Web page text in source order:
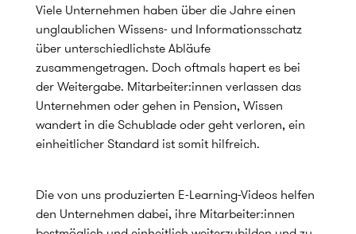
Viele Unternehmen haben über die Jahre einen
unglaublichen Wissens- und Informationsschatz
über unterschiedlichste Abläufe
zusammengetragen. Doch oftmals hapert es bei
der Weitergabe. Mitarbeiter:innen verlassen das
Unternehmen oder gehen in Pension, Wissen
wandert in die Schublade oder geht verloren, ein
einheitlicher Standard ist somit hilfreich.
Die von uns produzierten E-Learning-Videos helfen
den Unternehmen dabei, ihre Mitarbeiter:innen